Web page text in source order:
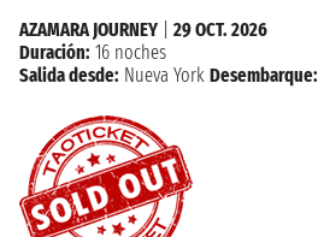
AZAMARA JOURNEY
29 OCT. 2026
Duración: 16 noches
Salida desde: Nueva York Desembarque: